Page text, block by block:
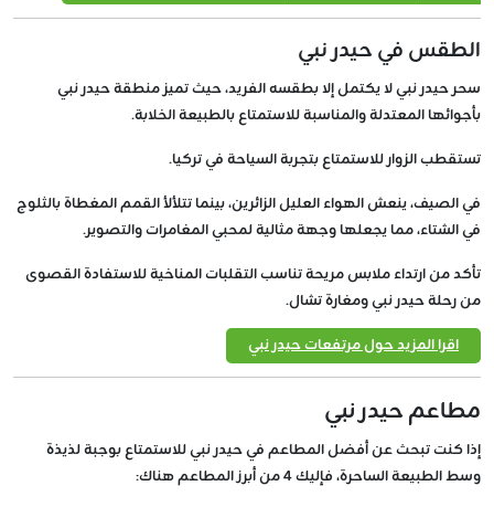
الطقس في حيدر نبي
سحر حيدر نبي لا يكتمل إلا بطقسه الفريد، حيث تميز منطقة حيدر نبي
بأجوائها المعتدلة والمناسبة للاستمتاع بالطبيعة الخلابة.
تستقطب الزوار للاستمتاع بتجربة السياحة في تركيا.
في الصيف، ينعش الهواء العليل الزائرين، بينما تتلألأ القمم المغطاة بالثلوج
في الشتاء، مما يجعلها وجهة مثالية لمحبي المغامرات والتصوير.
تأكد من ارتداء ملابس مريحة تناسب التقلبات المناخية للاستفادة القصوى
من رحلة حيدر نبي ومغارة تشال.
اقرا المزيد حول مرتفعات حيدر نبي
مطاعم حيدر نبي
إذا كنت تبحث عن أفضل المطاعم في حيدر نبي للاستمتاع بوجبة لذيذة
وسط الطبيعة الساحرة، فإليك 4 من أبرز المطاعم هناك: